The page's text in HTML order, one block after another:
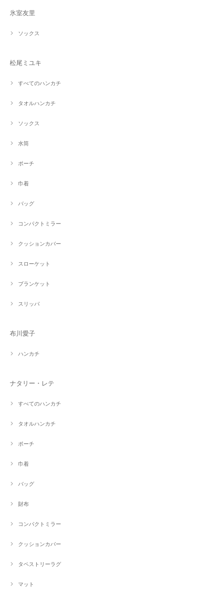
氷室友里
ソックス
松尾ミユキ
すべてのハンカチ
タオルハンカチ
ソックス
水筒
ポーチ
巾着
バッグ
コンパクトミラー
クッションカバー
スローケット
ブランケット
スリッパ
布川愛子
ハンカチ
ナタリー・レテ
すべてのハンカチ
タオルハンカチ
ポーチ
巾着
バッグ
財布
コンパクトミラー
クッションカバー
タペストリーラグ
マット